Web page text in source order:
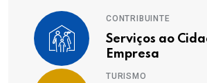
CONTRIBUINTE
Serviços ao
Empresa
TURISMO